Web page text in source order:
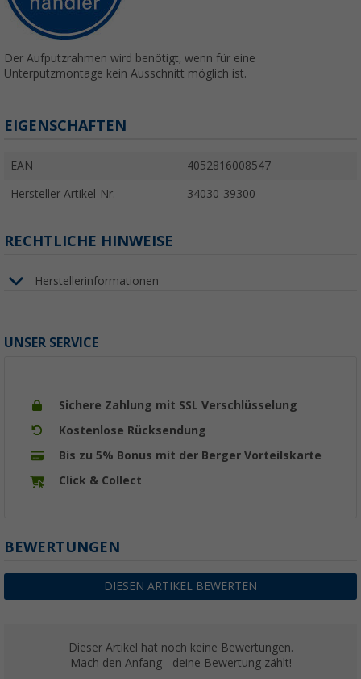
Der Aufputzrahmen wird benötigt, wenn für eine
Unterputzmontage kein Ausschnitt möglich ist.
EIGENSCHAFTEN
EAN 4052816008547
Hersteller Artikel-Nr. 34030-39300
RECHTLICHE HINWEISE
Herstellerinformationen
UNSER SERVICE
Sichere Zahlung mit SSL Verschlüsselung
Kostenlose Rücksendung
Bis zu 5% Bonus mit der Berger Vorteilskarte
Click & Collect
BEWERTUNGEN
DIESEN ARTIKEL BEWERTEN
Dieser Artikel hat noch keine Bewertungen.
Mach den Anfang - deine Bewertung zählt!